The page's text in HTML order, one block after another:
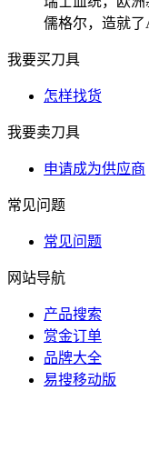
儒格尔，造就了
我要买刀具
怎样找货
我要卖刀具
申请成为供应商
常见问题
常见问题
网站导航
产品搜索
赏金订单
品牌大全
易搜移动版